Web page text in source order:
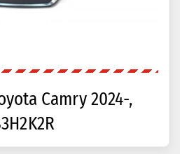
Camry 2024-,